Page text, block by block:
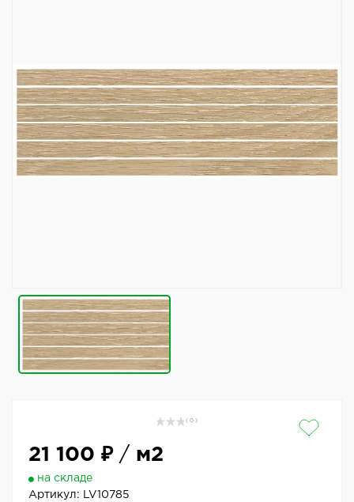
( 0 )
21 100 ₽/ м2
на складе
Артикул:
LV10785